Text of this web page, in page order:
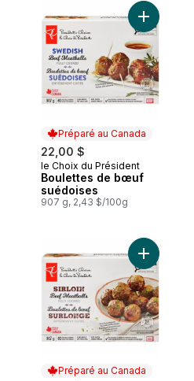
Rouleaux de plaque de bœuf en
Préparé au Canada
22,00 $
Préparé au Canada
le Choix du Président
Boulettes de bœuf
suédoises
907 g, 2,43 $/100g
Ajouter
Boulettes de bœuf italiennes au
Préparé au Canada
Ajouter